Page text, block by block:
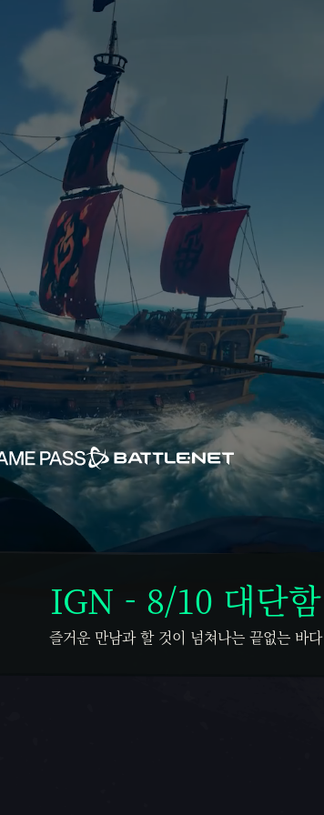
IGN - 8/10 대단함
즐거운 만남과 할 것이 넘쳐나는 끝없는 바다